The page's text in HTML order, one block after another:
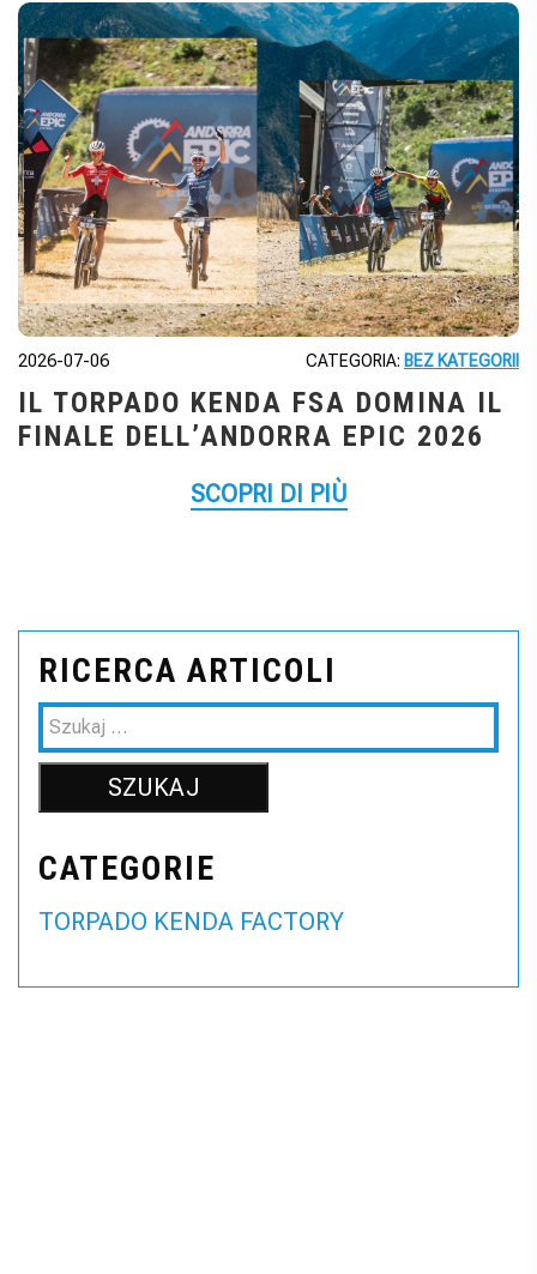
2026-07-06 CATEGORIA: BEZ KATEGORII
IL TORPADO KENDA FSA DOMINA IL
FINALE DELL’ANDORRA EPIC 2026
SCOPRI DI PIÙ
RICERCA ARTICOLI
CATEGORIE
TORPADO KENDA FACTORY